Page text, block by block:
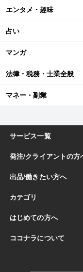
エンタメ・趣味
占い
マンガ
法律・税務・士業全般
マネー・副業